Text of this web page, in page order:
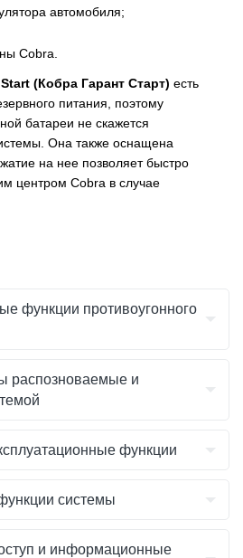
автомобиля;
Cobra.
(Кобра Гарант Старт) есть
питания, поэтому
батареи не скажется
Она также оснащена
на нее позволяет быстро
центром Cobra в случае
функции противоугонного
распозноваемые и
функции
системы
и информационные